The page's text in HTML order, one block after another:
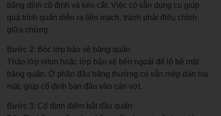
băng dính cố định và kéo cắt. Việc có sẵn dụng cụ giúp
quá trình quấn diễn ra liền mạch, tránh phải điều chỉnh
giữa chừng.
Bước 2: Bóc lớp bảo vệ băng quấn
Tháo lớp nilon hoặc lớp bảo vệ bên ngoài để lộ bề mặt
băng quấn. Ở phần đầu băng thường có sẵn mép dán hai
mặt, giúp cố định ban đầu vào cán vợt.
Bước 3: Cố định điểm bắt đầu quấn